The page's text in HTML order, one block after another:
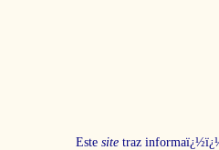
Este sitetraz